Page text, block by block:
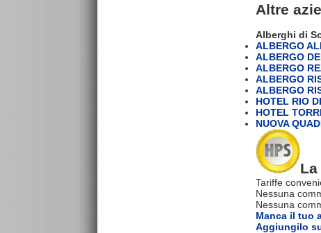
Altre
Alberghi di
ALBERGO
ALBERGO
ALBERGO
ALBERGO
ALBERGO
HOTEL RIO
HOTEL
NUOVA
Tariffe
Nessuna
Nessuna
Manca il tuo
Aggiungilo